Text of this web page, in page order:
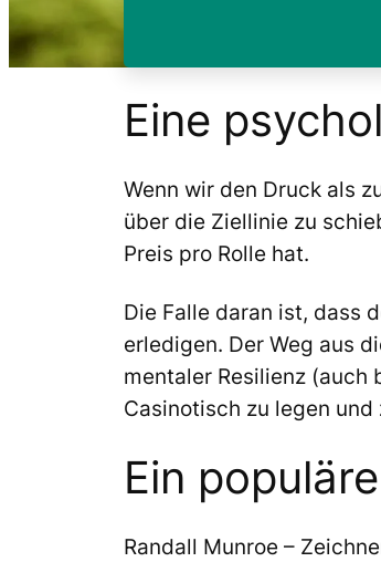
Eine
Wenn wir den Druck als
über die Ziellinie zu
Preis pro Rolle hat.
Die Falle daran ist, dass
erledigen. Der Weg aus
mentaler Resilienz
Casinotisch zu legen
Ein
Randall Munroe –